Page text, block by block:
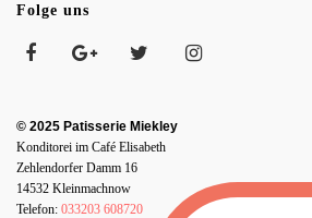
Folge uns
© 2025 Patisserie Miekley
Konditorei im Café Elisabeth
Zehlendorfer Damm 16
14532 Kleinmachnow
Telefon: 033203 608720